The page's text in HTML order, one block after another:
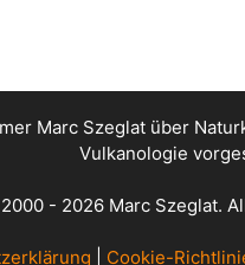
Marc Szeglat über
Vulkanologie
- 2026 Marc Szeglat.
Cookie-